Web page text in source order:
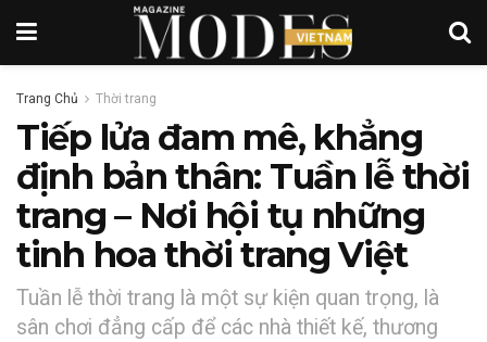
Trang Chủ Thời trang
Tiếp lửa đam mê, khẳng
định bản thân: Tuần lễ thời
trang – Nơi hội tụ những
tinh hoa thời trang Việt
Tuần lễ thời trang là một sự kiện quan trọng, là
sân chơi đẳng cấp để các nhà thiết kế, thương